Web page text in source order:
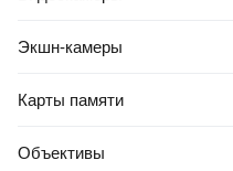
Экшн-камеры
Карты памяти
Объективы